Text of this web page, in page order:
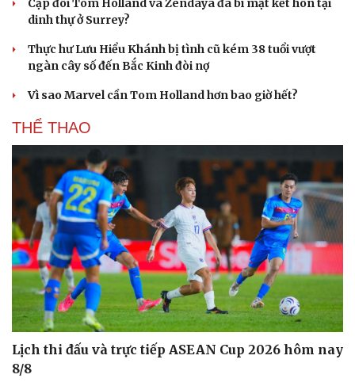
Du lịch
Tư vấn
Săn Tour
check-in
Podcast
Câu chuyện thời sự
Đọc truyện đêm khuya
Cặp đôi Tom Holland và Zendaya đã bí mật kết hôn tại
dinh thự ở Surrey?
Thực hư Lưu Hiểu Khánh bị tình cũ kém 38 tuổi vượt
ngàn cây số đến Bắc Kinh đòi nợ
Vì sao Marvel cần Tom Holland hơn bao giờ hết?
THỂ THAO
Lịch thi đấu và trực tiếp ASEAN Cup 2026 hôm nay
8/8